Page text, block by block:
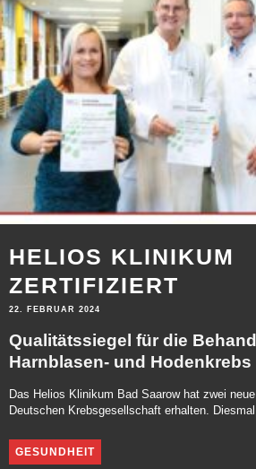
HELIOS KLINIKUM
ZERTIFIZIERT
22. FEBRUAR 2024
Qualitätssiegel für die
Harnblasen- und Hodenkrebs
Das Helios Klinikum Bad Saarow hat zwei
Deutschen Krebsgesellschaft erhalten.
GESUNDHEIT